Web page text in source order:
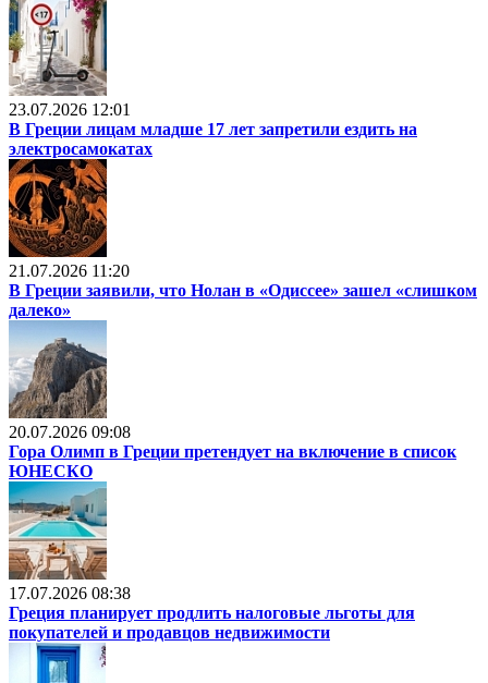
23.07.2026 12:01
В Греции лицам младше 17 лет запретили ездить на
электросамокатах
21.07.2026 11:20
В Греции заявили, что Нолан в «Одиссее» зашел «слишком
далеко»
20.07.2026 09:08
Гора Олимп в Греции претендует на включение в список
ЮНЕСКО
17.07.2026 08:38
Греция планирует продлить налоговые льготы для
покупателей и продавцов недвижимости